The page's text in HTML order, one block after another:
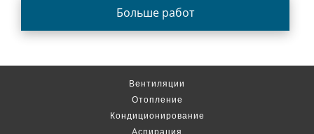
Больше работ
Вентиляции
Отопление
Кондиционирование
Аспирация